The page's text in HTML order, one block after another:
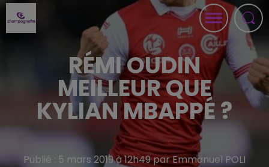
RÉMI OUDIN
MEILLEUR QUE
KYLIAN MBAPPÉ ?
Publié : 5 mars 2019 à 12h49 par Emmanuel POLI